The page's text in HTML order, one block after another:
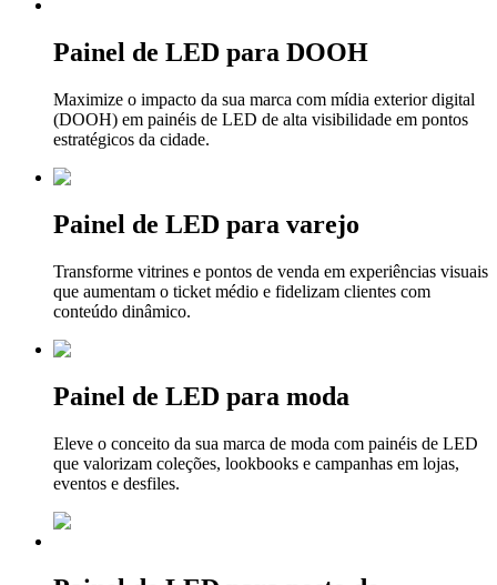
Painel de LED para DOOH
Maximize o impacto da sua marca com mídia exterior digital
(DOOH) em painéis de LED de alta visibilidade em pontos
estratégicos da cidade.
Painel de LED para varejo
Transforme vitrines e pontos de venda em experiências visuais
que aumentam o ticket médio e fidelizam clientes com
conteúdo dinâmico.
Painel de LED para moda
Eleve o conceito da sua marca de moda com painéis de LED
que valorizam coleções, lookbooks e campanhas em lojas,
eventos e desfiles.